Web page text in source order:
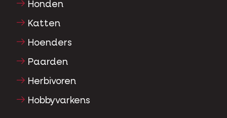
Honden
Katten
Hoenders
Paarden
Herbivoren
Hobbyvarkens